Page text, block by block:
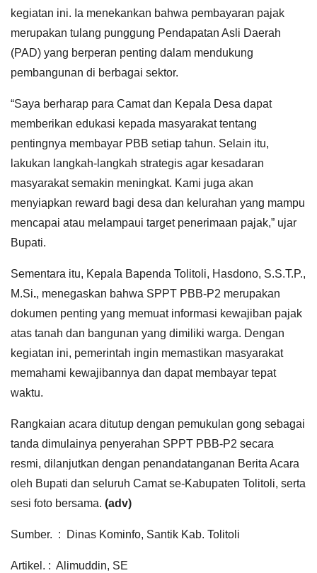
kegiatan ini. Ia menekankan bahwa pembayaran pajak
merupakan tulang punggung Pendapatan Asli Daerah
(PAD) yang berperan penting dalam mendukung
pembangunan di berbagai sektor.
“Saya berharap para Camat dan Kepala Desa dapat
memberikan edukasi kepada masyarakat tentang
pentingnya membayar PBB setiap tahun. Selain itu,
lakukan langkah-langkah strategis agar kesadaran
masyarakat semakin meningkat. Kami juga akan
menyiapkan reward bagi desa dan kelurahan yang mampu
mencapai atau melampaui target penerimaan pajak,” ujar
Bupati.
Sementara itu, Kepala Bapenda Tolitoli, Hasdono, S.S.T.P.,
M.Si., menegaskan bahwa SPPT PBB-P2 merupakan
dokumen penting yang memuat informasi kewajiban pajak
atas tanah dan bangunan yang dimiliki warga. Dengan
kegiatan ini, pemerintah ingin memastikan masyarakat
memahami kewajibannya dan dapat membayar tepat
waktu.
Rangkaian acara ditutup dengan pemukulan gong sebagai
tanda dimulainya penyerahan SPPT PBB-P2 secara
resmi, dilanjutkan dengan penandatanganan Berita Acara
oleh Bupati dan seluruh Camat se-Kabupaten Tolitoli, serta
sesi foto bersama. (adv)
Sumber. : Dinas Kominfo, Santik Kab. Tolitoli
Artikel. : Alimuddin, SE